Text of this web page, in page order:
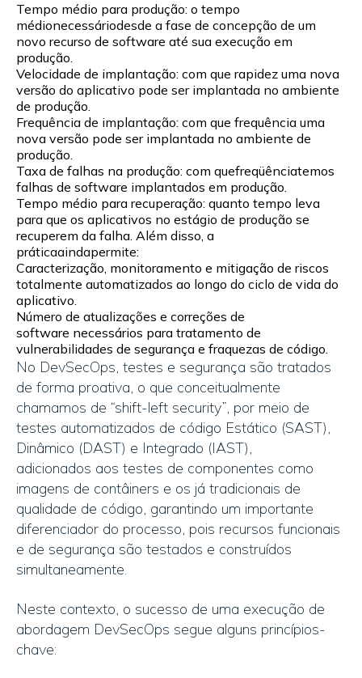
Tempo médio para produção: o tempo
médionecessáriodesde a fase de concepção de um
novo recurso de software até sua execução em
produção.
Velocidade de implantação: com que rapidez uma nova
versão do aplicativo pode ser implantada no ambiente
de produção.
Frequência de implantação: com que frequência uma
nova versão pode ser implantada no ambiente de
produção.
Taxa de falhas na produção: com quefreqüênciatemos
falhas de software implantados em produção.
Tempo médio para recuperação: quanto tempo leva
para que os aplicativos no estágio de produção se
recuperem da falha. Além disso, a
práticaaindapermite:
Caracterização, monitoramento e mitigação de riscos
totalmente automatizados ao longo do ciclo de vida do
aplicativo.
Número de atualizações e correções de
software necessários para tratamento de
vulnerabilidades de segurança e fraquezas de código.
No DevSecOps, testes e segurança são tratados
de forma proativa, o que conceitualmente
chamamos de “shift-left security”, por meio de
testes automatizados de código Estático (SAST),
Dinâmico (DAST) e Integrado (IAST),
adicionados aos testes de componentes como
imagens de contâiners e os já tradicionais de
qualidade de código, garantindo um importante
diferenciador do processo, pois recursos funcionais
e de segurança são testados e construídos
simultaneamente.
Neste contexto, o sucesso de uma execução de
abordagem DevSecOps segue alguns princípios-
chave: